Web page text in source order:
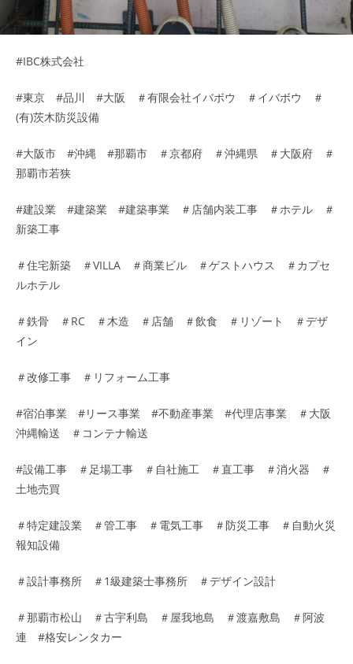
#IBC株式会社
#東京 #品川 #大阪 ＃有限会社イバボウ ＃イバボウ ＃
(有)茨木防災設備
#大阪市 #沖縄 #那覇市 ＃京都府 ＃沖縄県 ＃大阪府 ＃
那覇市若狭
#建設業 #建築業 #建築事業 ＃店舗内装工事 ＃ホテル ＃
新築工事
＃住宅新築 ＃VILLA ＃商業ビル ＃ゲストハウス ＃カプセ
ルホテル
＃鉄骨 ＃RC ＃木造 ＃店舗 ＃飲食 ＃リゾート ＃デザ
イン
＃改修工事 ＃リフォーム工事
#宿泊事業 #リース事業 #不動産事業 #代理店事業 ＃大阪
沖縄輸送 ＃コンテナ輸送
#設備工事 ＃足場工事 ＃自社施工 ＃直工事 ＃消火器 ＃
土地売買
＃特定建設業 ＃管工事 ＃電気工事 ＃防災工事 ＃自動火災
報知設備
＃設計事務所 ＃1級建築士事務所 ＃デザイン設計
＃那覇市松山 ＃古宇利島 ＃屋我地島 ＃渡嘉敷島 ＃阿波
連 #格安レンタカー